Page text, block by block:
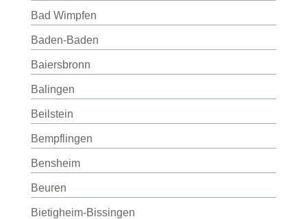
Bad Wimpfen
Baden-Baden
Baiersbronn
Balingen
Beilstein
Bempflingen
Bensheim
Beuren
Bietigheim-Bissingen